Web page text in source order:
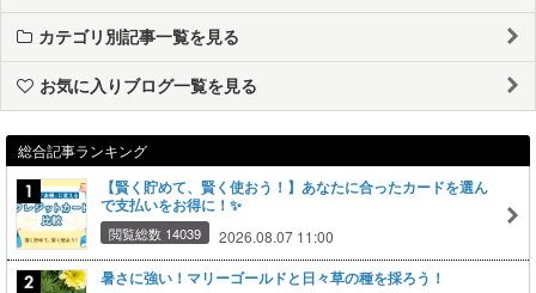
カテゴリ別記事一覧を見る
お気に入りブログ一覧を見る
総合記事ランキング
【賢く貯めて、賢く使おう！】あなたに合ったカードを選ん
で支払いをお得に！✨
閲覧総数 14039 2026.08.07 11:00
暑さに強い！マリーゴールドと日々草の種を採ろう！